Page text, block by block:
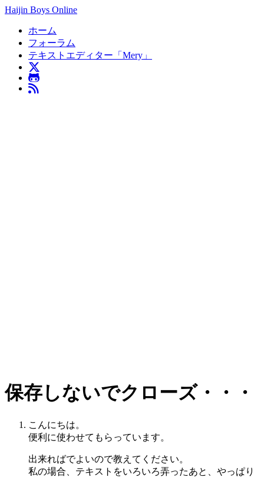
Haijin Boys Online
ホーム
フォーラム
テキストエディター「Mery」
保存しないでクローズ・・・
こんにちは。
便利に使わせてもらっています。
出来ればでよいので教えてください。
私の場合、テキストをいろいろ弄ったあと、やっぱり